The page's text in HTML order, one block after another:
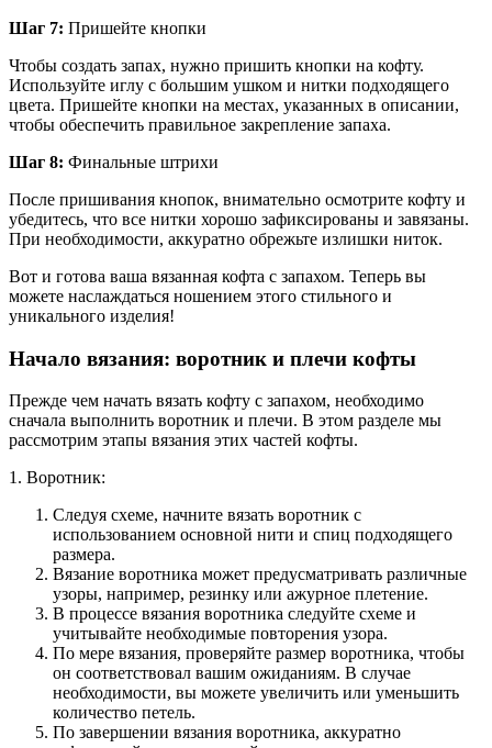
Шаг 7: Пришейте кнопки
Чтобы создать запах, нужно пришить кнопки на кофту.
Используйте иглу с большим ушком и нитки подходящего
цвета. Пришейте кнопки на местах, указанных в описании,
чтобы обеспечить правильное закрепление запаха.
Шаг 8: Финальные штрихи
После пришивания кнопок, внимательно осмотрите кофту и
убедитесь, что все нитки хорошо зафиксированы и завязаны.
При необходимости, аккуратно обрежьте излишки ниток.
Вот и готова ваша вязанная кофта с запахом. Теперь вы
можете наслаждаться ношением этого стильного и
уникального изделия!
Начало вязания: воротник и плечи кофты
Прежде чем начать вязать кофту с запахом, необходимо
сначала выполнить воротник и плечи. В этом разделе мы
рассмотрим этапы вязания этих частей кофты.
1. Воротник:
Следуя схеме, начните вязать воротник с
использованием основной нити и спиц подходящего
размера.
Вязание воротника может предусматривать различные
узоры, например, резинку или ажурное плетение.
В процессе вязания воротника следуйте схеме и
учитывайте необходимые повторения узора.
По мере вязания, проверяйте размер воротника, чтобы
он соответствовал вашим ожиданиям. В случае
необходимости, вы можете увеличить или уменьшить
количество петель.
По завершении вязания воротника, аккуратно